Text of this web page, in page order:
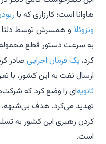
هاوانا است؛ کارزاری که با
ونزوئلا
به سرعت دستور قطع
کرد، یک فرمان اجراییصادر
ارسال نفت به این کشور، با
ثانویه‌ای را وضع کرد که
تهدید می‌کرد. هدف بی‌شبهه،
کردن رهبری این کشور به
است.